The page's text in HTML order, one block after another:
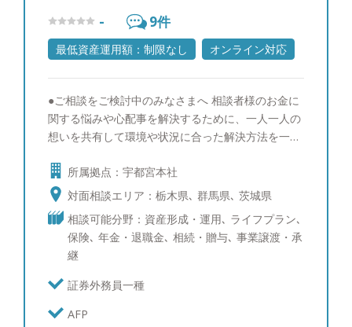
- 9件
最低資産運用額：制限なし オンライン対応
●ご相談をご検討中のみなさまへ 相談者様のお金に
関する悩みや心配事を解決するために、一人一人の
想いを共有して環境や状況に合った解決方法を一緒
な人生を送れるようにアドバイスをしています。
●『皆様が豊かな人生を送るための、伴走者であり
続けたい』 質の高いFPサービスと、サポート体制
を提供致します。 将来、自分や家族の夢をかなえ
「自分らしく豊かで不安のない暮らし」を実現する
ためには「お金」は切っても切り離せない存在で
す。 私たちおかねの相談室のファイナンシャルプ
側に寄り添い支え続けながら解決し、皆様が自分ら
所属拠点：宇都宮本社
対面相談エリア：栃木県､ 群馬県､ 茨城県
相談可能分野：資産形成・運用､ ライフプラン､
保険､ 年金・退職金､ 相続・贈与､ 事業譲渡・承
継
証券外務員一種
AFP